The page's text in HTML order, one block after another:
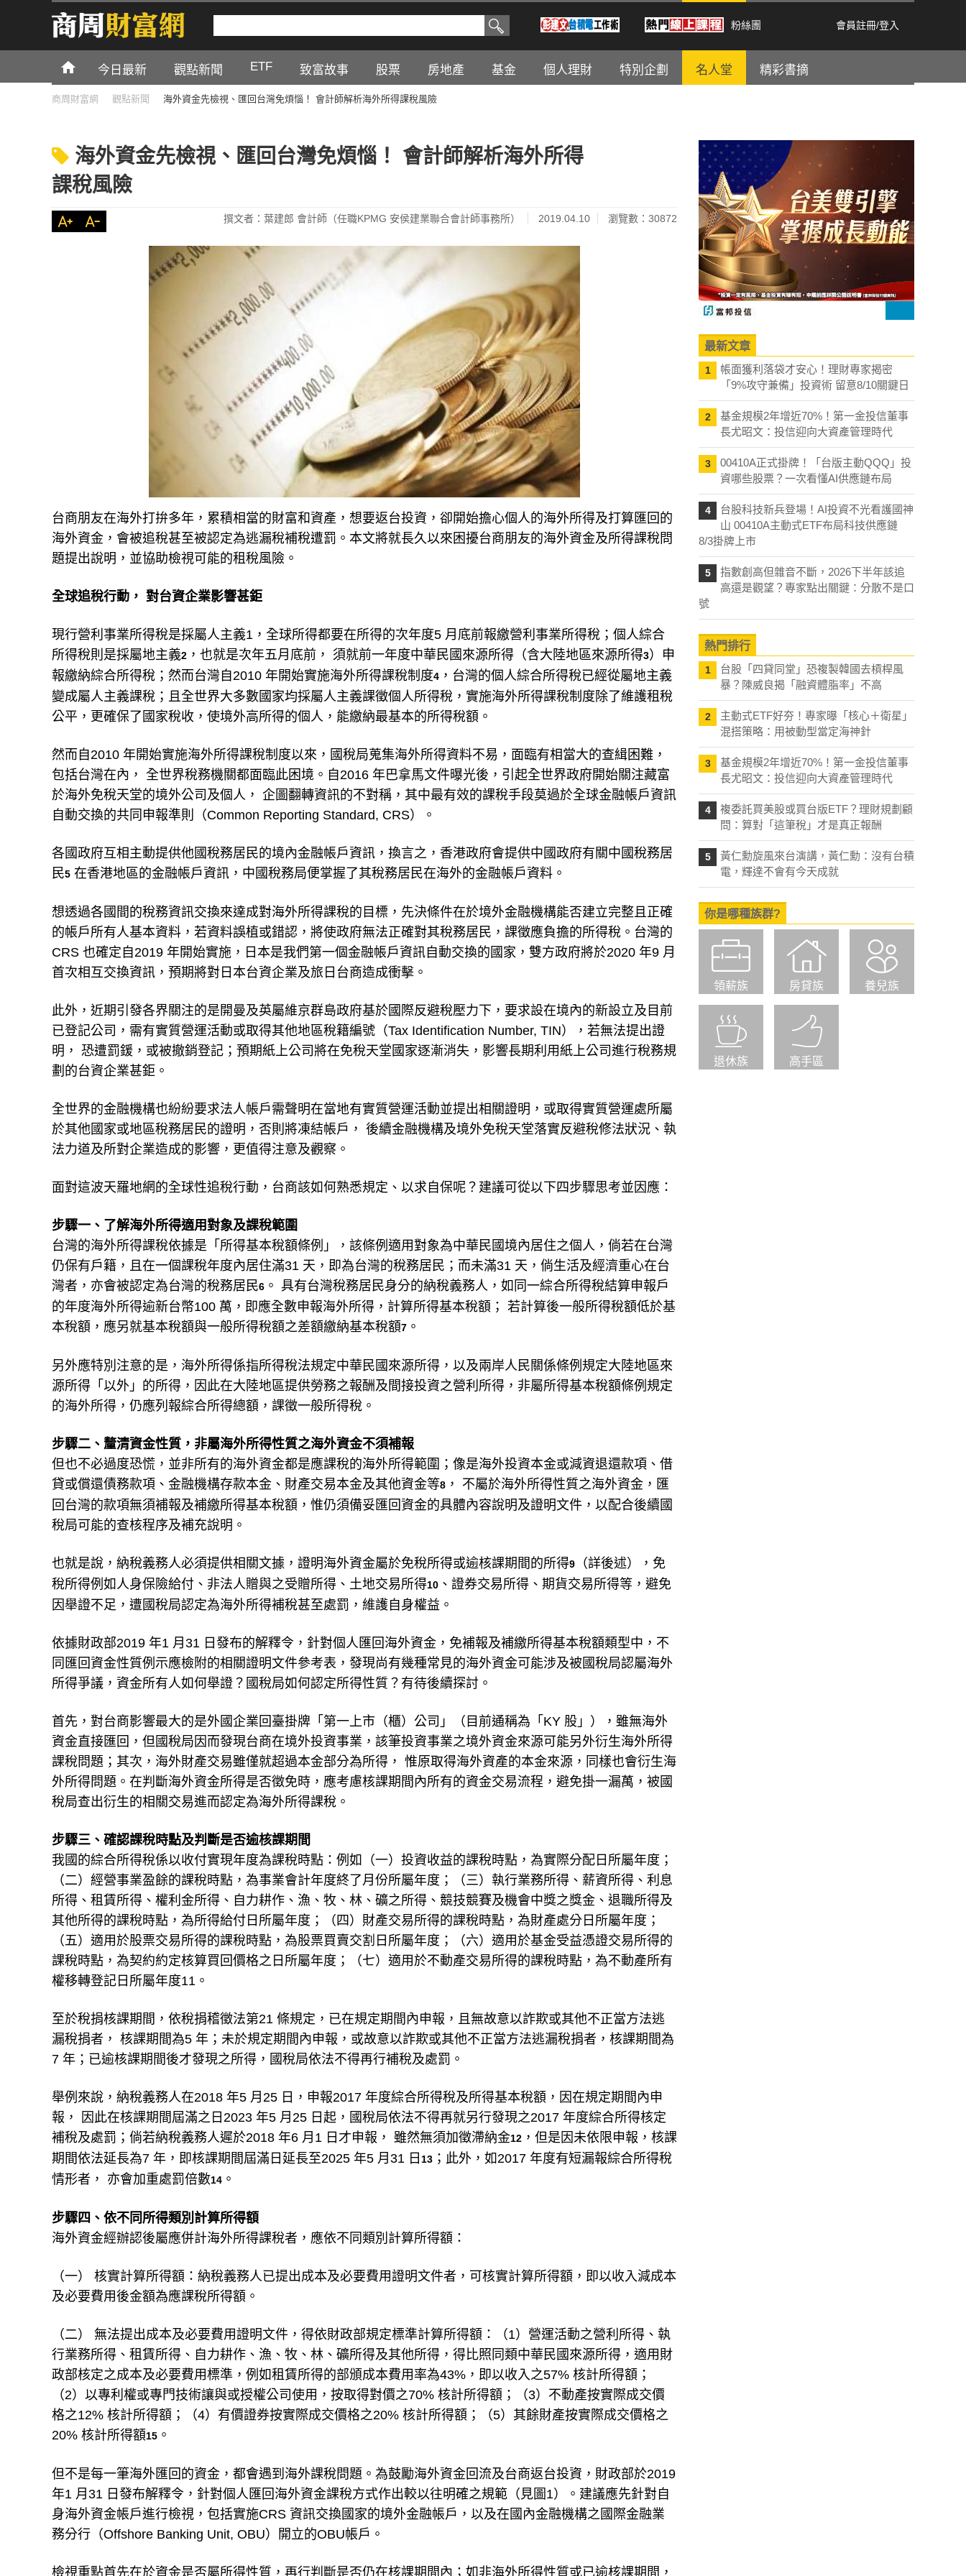
粉絲團 會員註冊/登入
今日最新 觀點新聞 ETF 致富故事 股票 房地產 基金 個人理財 特別企劃 名人堂 精彩書摘
商周財富網 觀點新聞 海外資金先檢視、匯回台灣免煩惱！ 會計師解析海外所得課稅風險
海外資金先檢視、匯回台灣免煩惱！ 會計師解析海外所得
課稅風險
撰文者：葉建郎 會計師（任職KPMG 安侯建業聯合會計師事務所） 2019.04.10 瀏覽數：30872
台商朋友在海外打拚多年，累積相當的財富和資產，想要返台投資，卻開始擔心個人的海外所得及打算匯回的
海外資金，會被追稅甚至被認定為逃漏稅補稅遭罰。本文將就長久以來困擾台商朋友的海外資金及所得課稅問
題提出說明，並協助檢視可能的租稅風險。
全球追稅行動， 對台資企業影響甚鉅
現行營利事業所得稅是採屬人主義1，全球所得都要在所得的次年度5 月底前報繳營利事業所得稅；個人綜合
所得稅則是採屬地主義2 ，也就是次年五月底前， 須就前一年度中華民國來源所得（含大陸地區來源所得3）申
報繳納綜合所得稅；然而台灣自2010 年開始實施海外所得課稅制度4 ，台灣的個人綜合所得稅已經從屬地主義
變成屬人主義課稅；且全世界大多數國家均採屬人主義課徵個人所得稅，實施海外所得課稅制度除了維護租稅
公平，更確保了國家稅收，使境外高所得的個人，能繳納最基本的所得稅額。
然而自2010 年開始實施海外所得課稅制度以來，國稅局蒐集海外所得資料不易，面臨有相當大的查緝困難，
包括台灣在內， 全世界稅務機關都面臨此困境。自2016 年巴拿馬文件曝光後，引起全世界政府開始關注藏富
於海外免稅天堂的境外公司及個人， 企圖翻轉資訊的不對稱，其中最有效的課稅手段莫過於全球金融帳戶資訊
自動交換的共同申報準則（Common Reporting Standard, CRS）。
各國政府互相主動提供他國稅務居民的境內金融帳戶資訊，換言之，香港政府會提供中國政府有關中國稅務居
民5 在香港地區的金融帳戶資訊，中國稅務局便掌握了其稅務居民在海外的金融帳戶資料。
想透過各國間的稅務資訊交換來達成對海外所得課稅的目標，先決條件在於境外金融機構能否建立完整且正確
的帳戶所有人基本資料，若資料誤植或錯認，將使政府無法正確對其稅務居民，課徵應負擔的所得稅。台灣的
CRS 也確定自2019 年開始實施，日本是我們第一個金融帳戶資訊自動交換的國家，雙方政府將於2020 年9 月
首次相互交換資訊，預期將對日本台資企業及旅日台商造成衝擊。
此外，近期引發各界關注的是開曼及英屬維京群島政府基於國際反避稅壓力下，要求設在境內的新設立及目前
已登記公司，需有實質營運活動或取得其他地區稅籍編號（Tax Identification Number, TIN），若無法提出證
明， 恐遭罰鍰，或被撤銷登記；預期紙上公司將在免稅天堂國家逐漸消失，影響長期利用紙上公司進行稅務規
劃的台資企業甚鉅。
全世界的金融機構也紛紛要求法人帳戶需聲明在當地有實質營運活動並提出相關證明，或取得實質營運處所屬
於其他國家或地區稅務居民的證明，否則將凍結帳戶， 後續金融機構及境外免稅天堂落實反避稅修法狀況、執
法力道及所對企業造成的影響，更值得注意及觀察。
面對這波天羅地網的全球性追稅行動，台商該如何熟悉規定、以求自保呢？建議可從以下四步驟思考並因應：
步驟一、了解海外所得適用對象及課稅範圍
台灣的海外所得課稅依據是「所得基本稅額條例」，該條例適用對象為中華民國境內居住之個人，倘若在台灣
仍保有戶籍，且在一個課稅年度內居住滿31 天，即為台灣的稅務居民；而未滿31 天，倘生活及經濟重心在台
灣者，亦會被認定為台灣的稅務居民6 。 具有台灣稅務居民身分的納稅義務人，如同一綜合所得稅結算申報戶
的年度海外所得逾新台幣100 萬，即應全數申報海外所得，計算所得基本稅額； 若計算後一般所得稅額低於基
本稅額，應另就基本稅額與一般所得稅額之差額繳納基本稅額7 。
另外應特別注意的是，海外所得係指所得稅法規定中華民國來源所得，以及兩岸人民關係條例規定大陸地區來
源所得「以外」的所得，因此在大陸地區提供勞務之報酬及間接投資之營利所得，非屬所得基本稅額條例規定
的海外所得，仍應列報綜合所得總額，課徵一般所得稅。
步驟二、釐清資金性質，非屬海外所得性質之海外資金不須補報
但也不必過度恐慌，並非所有的海外資金都是應課稅的海外所得範圍；像是海外投資本金或減資退還款項、借
貸或償還債務款項、金融機構存款本金、財產交易本金及其他資金等8 ， 不屬於海外所得性質之海外資金，匯
回台灣的款項無須補報及補繳所得基本稅額，惟仍須備妥匯回資金的具體內容說明及證明文件，以配合後續國
稅局可能的查核程序及補充說明。
也就是說，納稅義務人必須提供相關文據，證明海外資金屬於免稅所得或逾核課期間的所得9
（詳後述），免
稅所得例如人身保險給付、非法人贈與之受贈所得、土地交易所得10 、證券交易所得、期貨交易所得等，避免
因舉證不足，遭國稅局認定為海外所得補稅甚至處罰，維護自身權益。
依據財政部2019 年1 月31 日發布的解釋令，針對個人匯回海外資金，免補報及補繳所得基本稅額類型中，不
同匯回資金性質例示應檢附的相關證明文件參考表，發現尚有幾種常見的海外資金可能涉及被國稅局認屬海外
所得爭議，資金所有人如何舉證？國稅局如何認定所得性質？有待後續探討。
首先，對台商影響最大的是外國企業回臺掛牌「第一上市（櫃）公司」（目前通稱為「KY 股」），雖無海外
資金直接匯回，但國稅局因而發現台商在境外投資事業，該筆投資事業之境外資金來源可能另外衍生海外所得
課稅問題；其次，海外財產交易雖僅就超過本金部分為所得， 惟原取得海外資產的本金來源，同樣也會衍生海
外所得問題。在判斷海外資金所得是否徵免時，應考慮核課期間內所有的資金交易流程，避免掛一漏萬，被國
稅局查出衍生的相關交易進而認定為海外所得課稅。
步驟三、確認課稅時點及判斷是否逾核課期間
我國的綜合所得稅係以收付實現年度為課稅時點：例如（一）投資收益的課稅時點，為實際分配日所屬年度；
（二）經營事業盈餘的課稅時點，為事業會計年度終了月份所屬年度；（三）執行業務所得、薪資所得、利息
所得、租賃所得、權利金所得、自力耕作、漁、牧、林、礦之所得、競技競賽及機會中獎之獎金、退職所得及
其他所得的課稅時點，為所得給付日所屬年度；（四）財產交易所得的課稅時點，為財產處分日所屬年度；
（五）適用於股票交易所得的課稅時點，為股票買賣交割日所屬年度；（六）適用於基金受益憑證交易所得的
課稅時點，為契約約定核算買回價格之日所屬年度；（七）適用於不動產交易所得的課稅時點，為不動產所有
權移轉登記日所屬年度11。
至於稅捐核課期間，依稅捐稽徵法第21 條規定，已在規定期間內申報，且無故意以詐欺或其他不正當方法逃
漏稅捐者， 核課期間為5 年；未於規定期間內申報，或故意以詐欺或其他不正當方法逃漏稅捐者，核課期間為
7 年；已逾核課期間後才發現之所得，國稅局依法不得再行補稅及處罰。
舉例來說，納稅義務人在2018 年5 月25 日，申報2017 年度綜合所得稅及所得基本稅額，因在規定期間內申
報， 因此在核課期間屆滿之日2023 年5 月25 日起，國稅局依法不得再就另行發現之2017 年度綜合所得核定
補稅及處罰；倘若納稅義務人遲於2018 年6 月1 日才申報， 雖然無須加徵滯納金12 ，但是因未依限申報，核課
期間依法延長為7 年，即核課期間屆滿日延長至2025 年5 月31 日 13 ；此外，如2017 年度有短漏報綜合所得稅
情形者， 亦會加重處罰倍數14 。
步驟四、依不同所得類別計算所得額
海外資金經辦認後屬應併計海外所得課稅者，應依不同類別計算所得額：
（一） 核實計算所得額：納稅義務人已提出成本及必要費用證明文件者，可核實計算所得額，即以收入減成本
及必要費用後金額為應課稅所得額。
（二） 無法提出成本及必要費用證明文件，得依財政部規定標準計算所得額：（1）營運活動之營利所得、執
行業務所得、租賃所得、自力耕作、漁、牧、林、礦所得及其他所得，得比照同類中華民國來源所得，適用財
政部核定之成本及必要費用標準，例如租賃所得的部頒成本費用率為43%，即以收入之57% 核計所得額；
（2）以專利權或專門技術讓與或授權公司使用，按取得對價之70% 核計所得額；（3）不動產按實際成交價
格之12% 核計所得額；（4）有價證券按實際成交價格之20% 核計所得額；（5）其餘財產按實際成交價格之
20% 核計所得額15 。
但不是每一筆海外匯回的資金，都會遇到海外課稅問題。為鼓勵海外資金回流及台商返台投資，財政部於2019
年1 月31 日發布解釋令，針對個人匯回海外資金課稅方式作出較以往明確之規範（見圖1）。建議應先針對自
身海外資金帳戶進行檢視，包括實施CRS 資訊交換國家的境外金融帳戶，以及在國內金融機構之國際金融業
務分行（Offshore Banking Unit, OBU）開立的OBU帳戶。
檢視重點首先在於資金是否屬所得性質，再行判斷是否仍在核課期間內；如非海外所得性質或已逾核課期間，
最新文章
1
帳面獲利落袋才安心！理財專家揭密
「9%攻守兼備」投資術 留意8/10關鍵日
2
基金規模2年增近70%！第一金投信董事
長尤昭文：投信迎向大資產管理時代
3
00410A正式掛牌！「台版主動QQQ」投
資哪些股票？一次看懂AI供應鏈布局
4
台股科技新兵登場！AI投資不光看護國神
山 00410A主動式ETF布局科技供應鏈
8/3掛牌上市
5
指數創高但雜音不斷，2026下半年該追
高還是觀望？專家點出關鍵：分散不是口
號
熱門排行
1
台股「四貸同堂」恐複製韓國去槓桿風
暴？陳威良揭「融資體脂率」不高
2
主動式ETF好夯！專家曝「核心＋衛星」
混搭策略：用被動型當定海神針
3
基金規模2年增近70%！第一金投信董事
長尤昭文：投信迎向大資產管理時代
4
複委託買美股或買台版ETF？理財規劃顧
問：算對「這筆稅」才是真正報酬
5
黃仁勳旋風來台演講，黃仁勳：沒有台積
電，輝達不會有今天成就
你是哪種族群?
領薪族 房貸族 養兒族
退休族 高手區